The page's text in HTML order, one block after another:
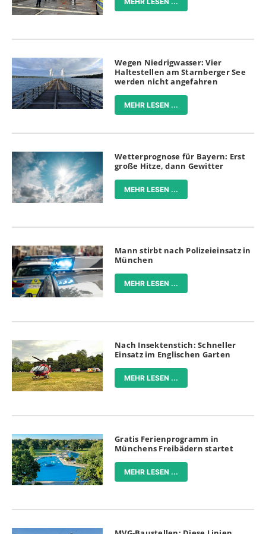
Wegen Niedrigwasser: Vier
Haltestellen am Starnberger See
werden nicht angefahren
MEHR LESEN ...
Wetterprognose für Bayern: Erst
große Hitze, dann Gewitter
MEHR LESEN ...
Mann stirbt nach Polizeieinsatz in
München
MEHR LESEN ...
Nach Insektenstich: Schneller
Einsatz im Englischen Garten
MEHR LESEN ...
Gratis Ferienprogramm in
Münchens Freibädern startet
MEHR LESEN ...